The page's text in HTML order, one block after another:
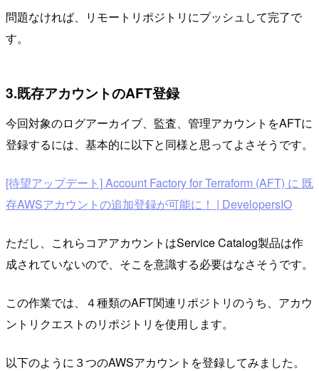
問題なければ、リモートリポジトリにプッシュして完了で
す。
3.既存アカウントのAFT登録
今回対象のログアーカイブ、監査、管理アカウントをAFTに
登録するには、基本的に以下と同様と思ってよさそうです。
[待望アップデート] Account Factory for Terraform (AFT) に 既
存AWSアカウントの追加登録が可能に！ | DevelopersIO
ただし、これらコアアカウントはService Catalog製品は作
成されていないので、そこを意識する必要はなさそうです。
この作業では、４種類のAFT関連リポジトリのうち、アカウ
ントリクエストのリポジトリを使用します。
以下のように３つのAWSアカウントを登録してみました。